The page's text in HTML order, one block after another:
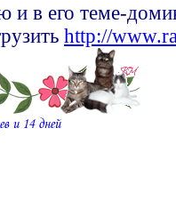
и в его теме-
http://